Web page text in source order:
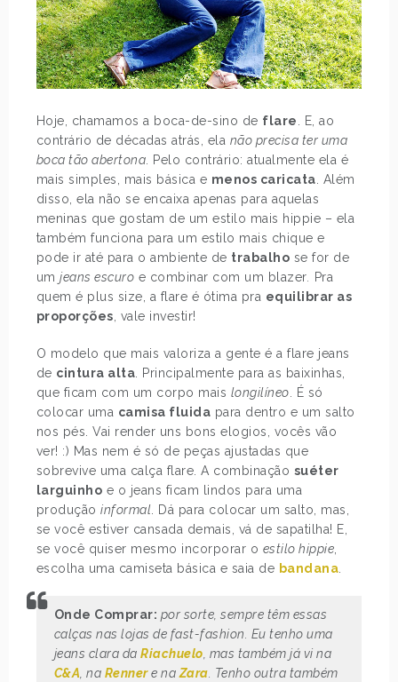
Hoje, chamamos a boca-de-sino de flare
. E, ao
contrário de décadas atrás, ela não precisa ter uma
boca tão abertona . Pelo contrário: atualmente ela é
mais simples, mais básica e menos caricata . Além
disso, ela não se encaixa apenas para aquelas
meninas que gostam de um estilo mais hippie – ela
também funciona para um estilo mais chique e
pode ir até para o ambiente de trabalho se for de
umjeans escuro e combinar com um blazer
Pra
quem é plus size, a flare é ótima pra equilibrar as
proporções , vale investir!
O modelo que mais valoriza a gente é a flare jeans
de cintura alta . Principalmente para as baixinhas,
que ficam com um corpo mais longilíneo . É só
colocar uma camisa fluida para dentro e um salto
nos pés. Vai render uns bons elogios, vocês vão
ver! :) Mas nem é só de peças ajustadas que
sobrevive uma calça flare. A combinação suéter
larguinho e o jeans ficam lindos para uma
produçãoinformal . Dá para colocar um salto, mas,
se você estiver cansada demais, vá de sapatilha! E,
se você quiser mesmo incorporar o estilo hippie
escolha uma camiseta básica e saia de bandana
Onde Comprar: por sorte, sempre têm essas
calças nas lojas de fast-fashion. Eu tenho uma
jeans clara daRiachuelo , mas também já vi na
C&A , na Rennere naZara . Tenho outra também